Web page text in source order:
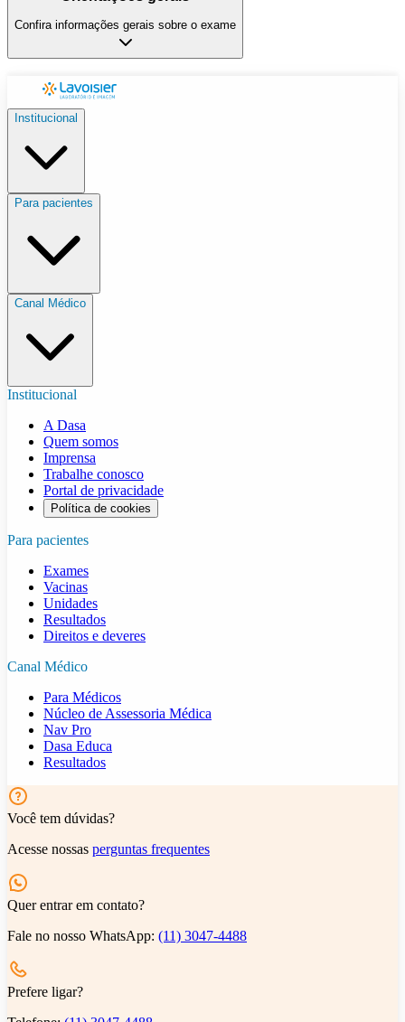
Confira informações gerais sobre o exame
Institucional
Para pacientes
Canal Médico
Institucional
A Dasa
Quem somos
Imprensa
Trabalhe conosco
Portal de privacidade
Política de cookies
Para pacientes
Exames
Vacinas
Unidades
Resultados
Direitos e deveres
Canal Médico
Para Médicos
Núcleo de Assessoria Médica
Nav Pro
Dasa Educa
Resultados
Você tem dúvidas?
Acesse nossas perguntas frequentes
Quer entrar em contato?
Fale no nosso WhatsApp: (11) 3047-4488
Prefere ligar?